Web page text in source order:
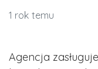
1 rok temu
Agencja